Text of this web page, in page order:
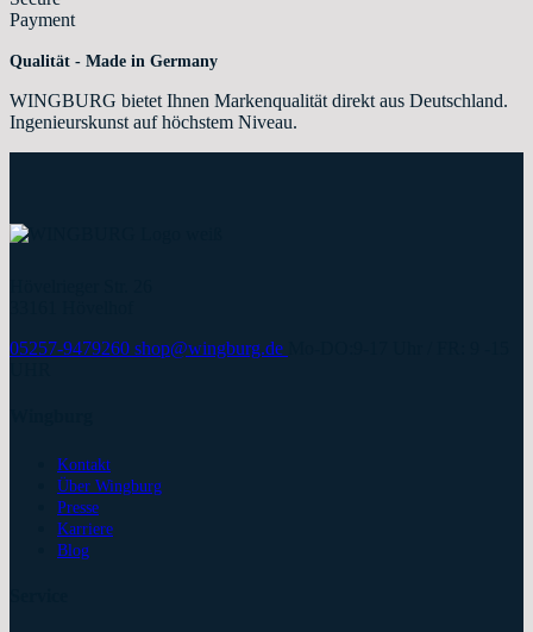
Qualität - Made in Germany
WINGBURG bietet Ihnen Markenqualität direkt aus Deutschland.
Ingenieurskunst auf höchstem Niveau.
05257-9479260 shop@wingburg.de
Kontakt
Über Wingburg
Presse
Karriere
Blog